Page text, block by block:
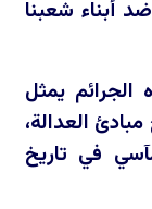
أبناء شعبنا
الجرائم يمثل
العدالة،
في تاريخ